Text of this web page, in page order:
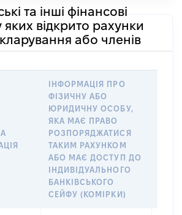
та інші фінансові
яких відкрито рахунки
або членів
ІНФОРМАЦІЯ ПРО
ФІЗИЧНУ АБО
ЮРИДИЧНУ ОСОБУ,
ЯКА МАЄ ПРАВО
РОЗПОРЯДЖАТИСЯ
ТАКИМ РАХУНКОМ
АБО МАЄ ДОСТУП ДО
ІНДИВІДУАЛЬНОГО
БАНКІВСЬКОГО
СЕЙФУ (КОМІРКИ)